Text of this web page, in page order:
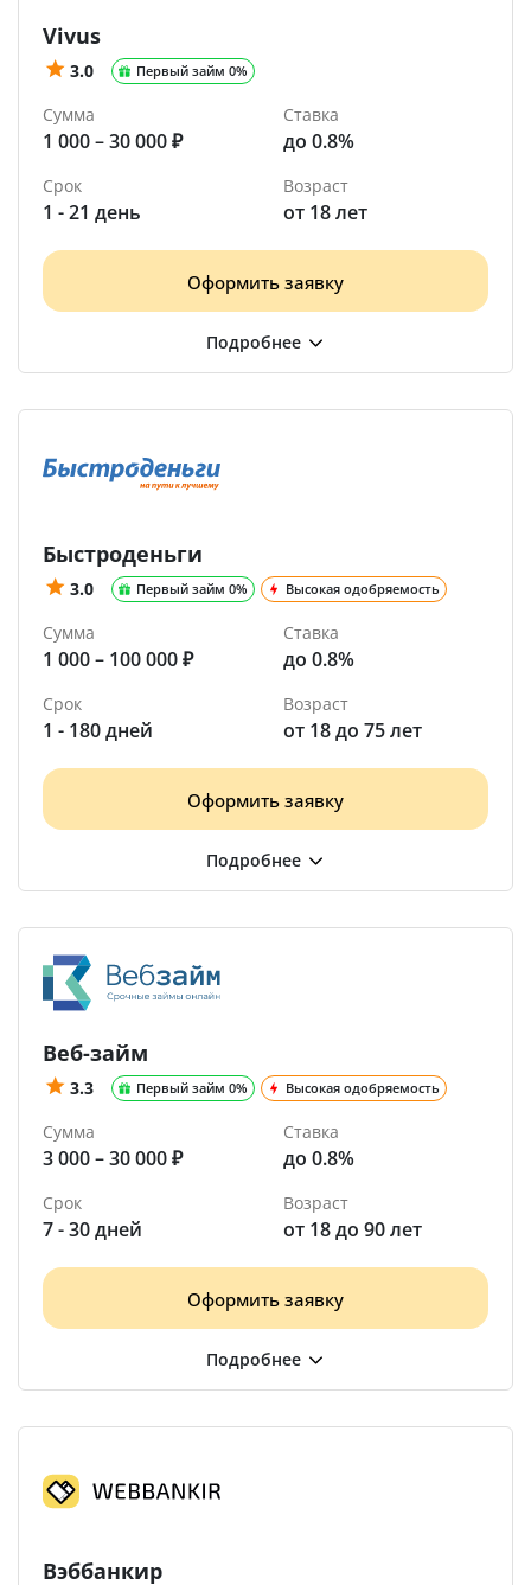
Vivus
3.0 Первый займ 0%
Сумма
1 000 – 30 000 ₽
Ставка
до 0.8%
Срок
1 - 21 день
Возраст
от 18 лет
Оформить заявку
Быстроденьги
3.0 Первый займ 0% Высокая одобряемость
Сумма
1 000 – 100 000 ₽
Ставка
до 0.8%
Срок
1 - 180 дней
Возраст
от 18 до 75 лет
Оформить заявку
Веб-займ
3.3 Первый займ 0% Высокая одобряемость
Сумма
3 000 – 30 000 ₽
Ставка
до 0.8%
Срок
7 - 30 дней
Возраст
от 18 до 90 лет
Оформить заявку
Вэббанкир